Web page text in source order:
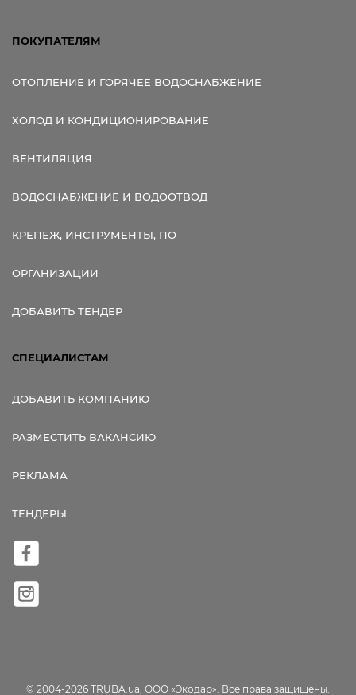
ПОКУПАТЕЛЯМ
ОТОПЛЕНИЕ И ГОРЯЧЕЕ ВОДОСНАБЖЕНИЕ
ХОЛОД И КОНДИЦИОНИРОВАНИЕ
ВЕНТИЛЯЦИЯ
ВОДОСНАБЖЕНИЕ И ВОДООТВОД
КРЕПЕЖ, ИНСТРУМЕНТЫ, ПО
ОРГАНИЗАЦИИ
ДОБАВИТЬ ТЕНДЕР
СПЕЦИАЛИСТАМ
ДОБАВИТЬ КОМПАНИЮ
РАЗМЕСТИТЬ ВАКАНСИЮ
РЕКЛАМА
ТЕНДЕРЫ
© 2004-2026 TRUBA.ua, ООО «Экодар». Все права защищены.